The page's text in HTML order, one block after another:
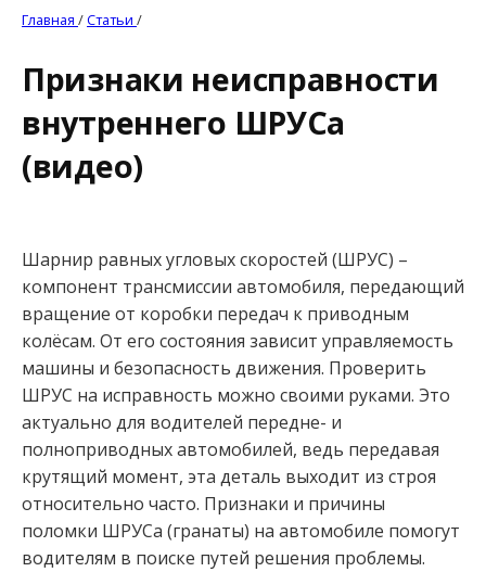
и
Главная /Статьи /
Признаки неисправности
внутреннего ШРУСа
(видео)
Шарнир равных угловых скоростей (ШРУС) –
компонент трансмиссии автомобиля, передающий
вращение от коробки передач к приводным
колёсам. От его состояния зависит управляемость
машины и безопасность движения. Проверить
ШРУС на исправность можно своими руками. Это
актуально для водителей передне- и
полноприводных автомобилей, ведь передавая
крутящий момент, эта деталь выходит из строя
относительно часто. Признаки и причины
поломки ШРУСа (гранаты) на автомобиле помогут
водителям в поиске путей решения проблемы.